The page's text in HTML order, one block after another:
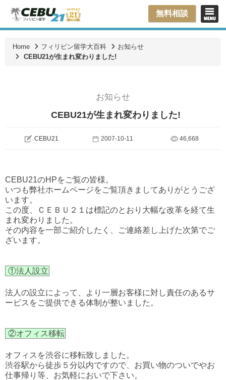
無料相談
Home フィリピン留学大百科
お知らせ
CEBU21が生まれ変わりました!
お知らせ
CEBU21が生まれ変わりました!
CEBU21 2007-10-11 46,668
CEBU21のHPをご覧の皆様。
いつも弊社ホームページをご覧頂きましてありがとうござ
います。
この度、ＣＥＢＵ２１は標記のとおり大幅な改革を経て生
まれ変わりました。
その内容を一部ご紹介したく、ご連絡差し上げた次第でご
ざいます。
①法人設立
法人の設立によって、より一層お客様に対し責任のあるサ
ービスをご提供できる体制が整いました。
②オフィス移転
オフィスを渋谷に移転致しました。
渋谷駅から徒歩５分以内ですので、お買い物のついでやお
仕事帰り等、お気軽においで下さい。